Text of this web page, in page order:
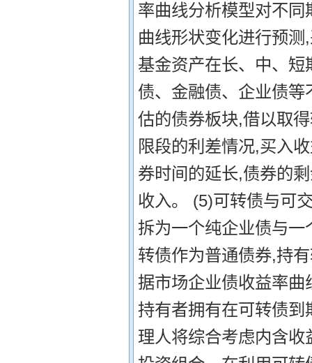
率曲线分析模型对不
曲线形状变化进行预
基金资产在长、中、
债、金融债、企业债
估的债券板块,借以取
限段的利差情况,买入
券时间的延长,债券的
收入。 (5)可转债与可
拆为一个纯企业债与
转债作为普通债券,持
据市场企业债收益率
持有者拥有在可转债
理人将综合考虑内含